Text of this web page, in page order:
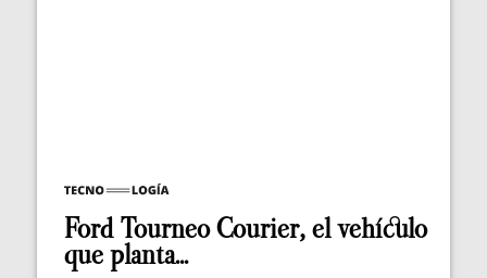
Ford Tourneo Courier, el vehículo
que planta...